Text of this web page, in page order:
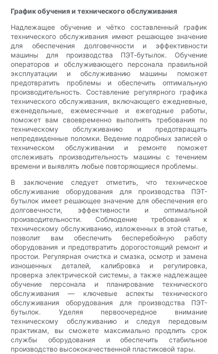
График обучения и технического обслуживания
Надлежащее обучение и чётко составленный график
технического обслуживания имеют решающее значение
для обеспечения долговечности и эффективности
машины для производства ПЭТ-бутылок. Обучение
операторов и обслуживающего персонала правильной
эксплуатации и обслуживанию машины поможет
предотвратить проблемы и обеспечить оптимальную
производительность. Составление регулярного графика
технического обслуживания, включающего ежедневные,
еженедельные, ежемесячные и ежегодные работы,
поможет вам своевременно выполнять требования по
техническому обслуживанию и предотвращать
непредвиденные поломки. Ведение подробных записей о
техническом обслуживании и ремонте поможет
отслеживать производительность машины с течением
времени и выявлять любые повторяющиеся проблемы.
В заключение следует отметить, что техническое
обслуживание оборудования для производства ПЭТ-
бутылок имеет решающее значение для обеспечения его
долговечности, эффективности и оптимальной
производительности. Соблюдение требований к
техническому обслуживанию, изложенных в этой статье,
позволит вам обеспечить бесперебойную работу
оборудования и предотвратить дорогостоящий ремонт и
простои. Регулярная очистка и смазка, осмотр и замена
изношенных деталей, калибровка и регулировка,
проверка электрической системы, а также надлежащее
обучение персонала и планирование технического
обслуживания — ключевые аспекты технического
обслуживания оборудования для производства ПЭТ-
бутылок. Уделяя первоочередное внимание
техническому обслуживанию и следуя передовым
практикам, вы сможете максимально продлить срок
службы оборудования и обеспечить стабильное
производство высококачественной пластиковой тары.